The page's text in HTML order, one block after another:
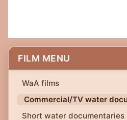
FILM MENU
WaA films
Commercial/TV water
Short water documentaries